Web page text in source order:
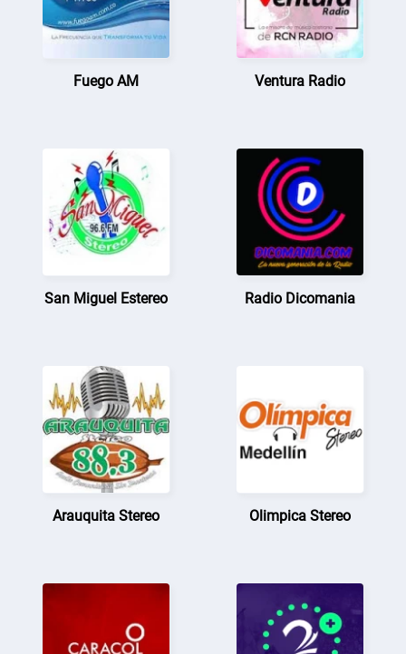
Fuego AM Ventura Radio
San Miguel Estereo Radio Dicomania
Arauquita Stereo Olimpica Stereo